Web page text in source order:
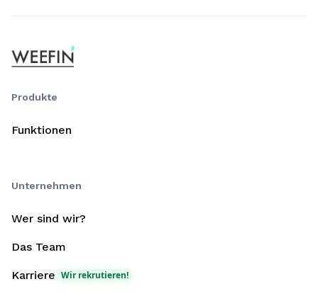
Produkte
Funktionen
Unternehmen
Wer sind wir?
Das Team
Karriere Wir rekrutieren!